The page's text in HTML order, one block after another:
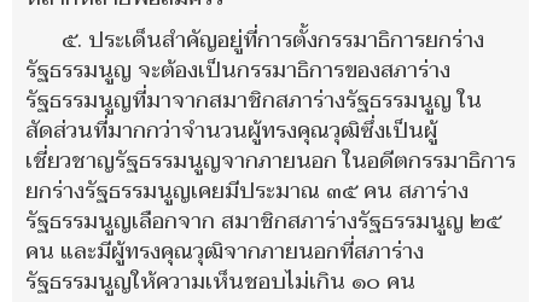
๕. ประเด็นสำคัญอยู่ที่การตั้งกรรมาธิการยกร่าง
รัฐธรรมนูญ จะต้องเป็นกรรมาธิการของสภาร่าง
รัฐธรรมนูญที่มาจากสมาชิกสภาร่างรัฐธรรมนูญ ใน
สัดส่วนที่มากกว่าจำนวนผู้ทรงคุณวุฒิซึ่งเป็นผู้
เชี่ยวชาญรัฐธรรมนูญจากภายนอก ในอดีตกรรมาธิการ
ยกร่างรัฐธรรมนูญเคยมีประมาณ ๓๕ คน สภาร่าง
รัฐธรรมนูญเลือกจาก สมาชิกสภาร่างรัฐธรรมนูญ ๒๕
คน และมีผู้ทรงคุณวุฒิจากภายนอกที่สภาร่าง
รัฐธรรมนูญให้ความเห็นชอบไม่เกิน ๑๐ คน